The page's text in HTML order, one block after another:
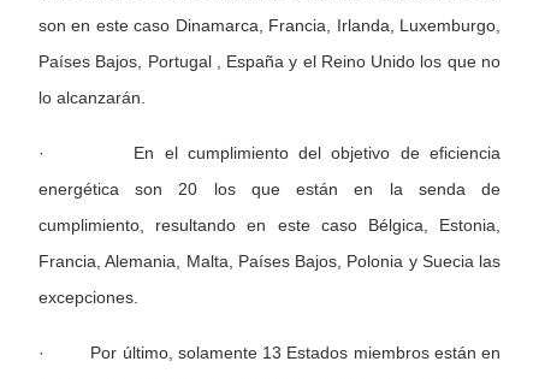
son en este caso Dinamarca, Francia, Irlanda, Luxemburgo,
Países Bajos, Portugal , España y el Reino Unido los que no
lo alcanzarán.
· En el cumplimiento del objetivo de eficiencia
energética son 20 los que están en la senda de
cumplimiento, resultando en este caso Bélgica, Estonia,
Francia, Alemania, Malta, Países Bajos, Polonia y Suecia las
excepciones.
· Por último, solamente 13 Estados miembros están en